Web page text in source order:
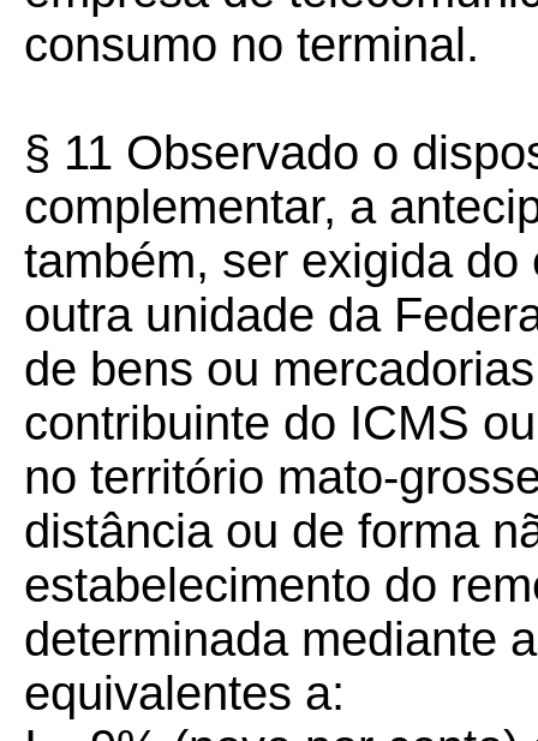
consumo no terminal.
§ 11 Observado o
complementar, a
também, ser exigida
outra unidade da
de bens ou
contribuinte do ICMS
no território mato-
distância ou de forma
estabelecimento do
determinada mediante
equivalentes a: